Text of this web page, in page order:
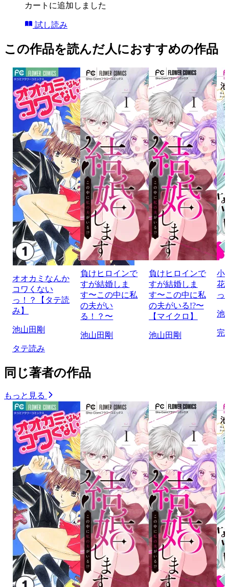
カートに追加しました
試し読み
この作品を読んだ人におすすめの作品
オオカミなんか
コワくない
っ！？【タテ読
み】
池山田剛
タテ読み
負けヒロインで
すが結婚しま
す〜この中に私
の夫がい
る！？〜
池山田剛
負けヒロインで
すが結婚しま
す〜この中に私
の夫がいる!?〜
【マイクロ】
池山田剛
小
花
っ
池
完
同じ著者の作品
もっと見る